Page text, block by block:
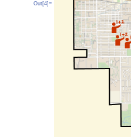
Out[4]=